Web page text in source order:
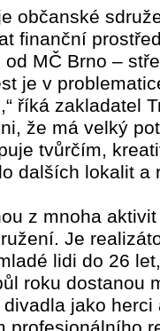
občanské
finanční
MČ Brno –
je v
říká zakladatel
že má velký
tvůrčím,
dalších lokalit a
z mnoha
Je
lidi do 26
roku dostanou
jako herci